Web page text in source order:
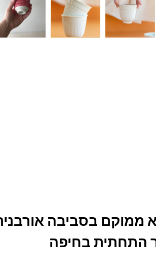
ממוקם בסביבה
התחתית בחיפה